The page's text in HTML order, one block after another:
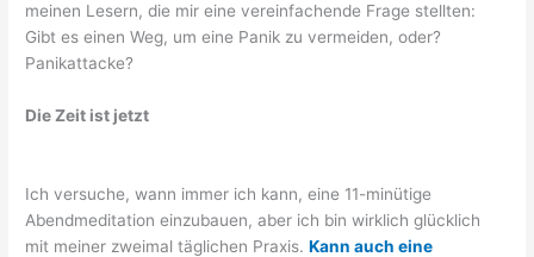
meinen Lesern, die mir eine vereinfachende Frage stellten:
Gibt es einen Weg, um eine Panik zu vermeiden, oder?
Panikattacke?
Die Zeit ist jetzt
Ich versuche, wann immer ich kann, eine 11-minütige
Abendmeditation einzubauen, aber ich bin wirklich glücklich
mit meiner zweimal täglichen Praxis.Kann auch eine